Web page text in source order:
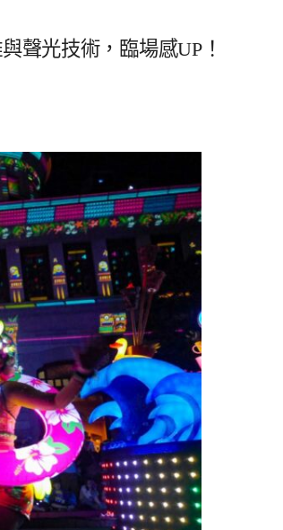
聲光技術，臨場感UP！